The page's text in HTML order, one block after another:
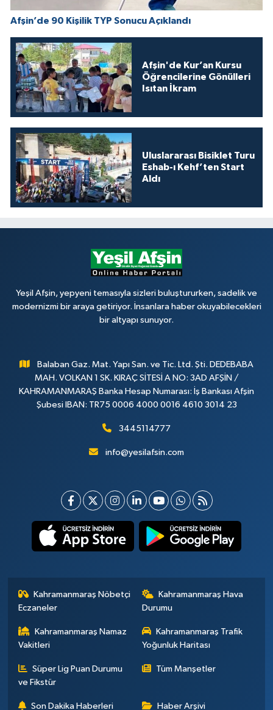
Afşin’de 90 Kişilik TYP Sonucu Açıklandı
Afşin'de Kur’an Kursu
Öğrencilerine Gönülleri
Isıtan İkram
Uluslararası Bisiklet Turu
Eshab-ı Kehf’ten Start
Aldı
Yeşil Afşin, yepyeni temasıyla sizleri buluştururken, sadelik ve
modernizmi bir araya getiriyor. İnsanlara haber okuyabilecekleri
bir altyapı sunuyor.
Balaban Gaz. Mat. Yapı San. ve Tic. Ltd. Şti. DEDEBABA
MAH. VOLKAN 1 SK. KIRAÇ SİTESİ A NO: 3AD AFŞİN /
KAHRAMANMARAŞ Banka Hesap Numarası: İş Bankası Afşin
Şubesi IBAN: TR75 0006 4000 0016 4610 3014 23
3445114777
info@yesilafsin.com
Kahramanmaraş Nöbetçi
Eczaneler
Kahramanmaraş Hava
Durumu
Kahramanmaraş Namaz
Vakitleri
Kahramanmaraş Trafik
Yoğunluk Haritası
Süper Lig Puan Durumu
ve Fikstür
Tüm Manşetler
Son Dakika Haberleri Haber Arşivi